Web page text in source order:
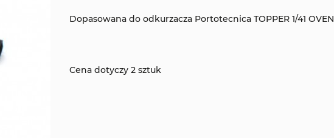
Dopasowana do odkurzacza Portotecnica TOPPER 1/41 OVEN
Cena dotyczy 2 sztuk